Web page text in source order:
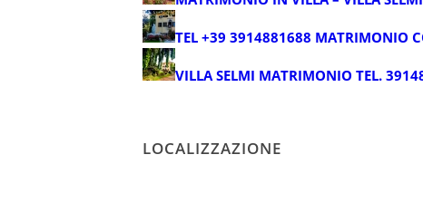
TEL +39 3914881688 MATRIMONIO
VILLA SELMI MATRIMONIO TEL.
LOCALIZZAZIONE